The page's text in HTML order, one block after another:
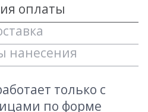
оплаты
нанесения
только с
по форме